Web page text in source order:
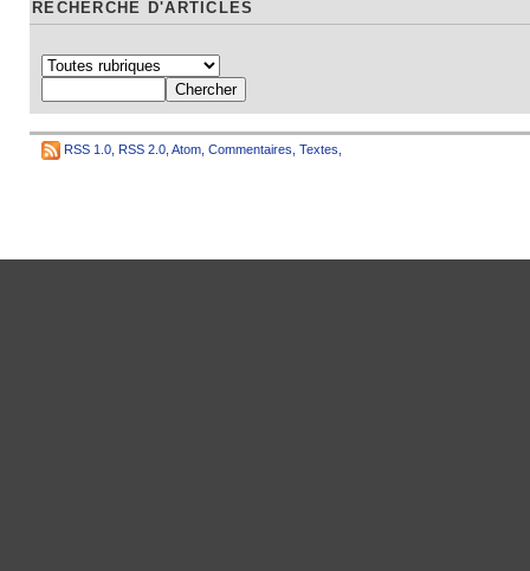
RECHERCHE D'ARTICLES
RSS 1.0 RSS 2.0 Atom Commentaires Textes